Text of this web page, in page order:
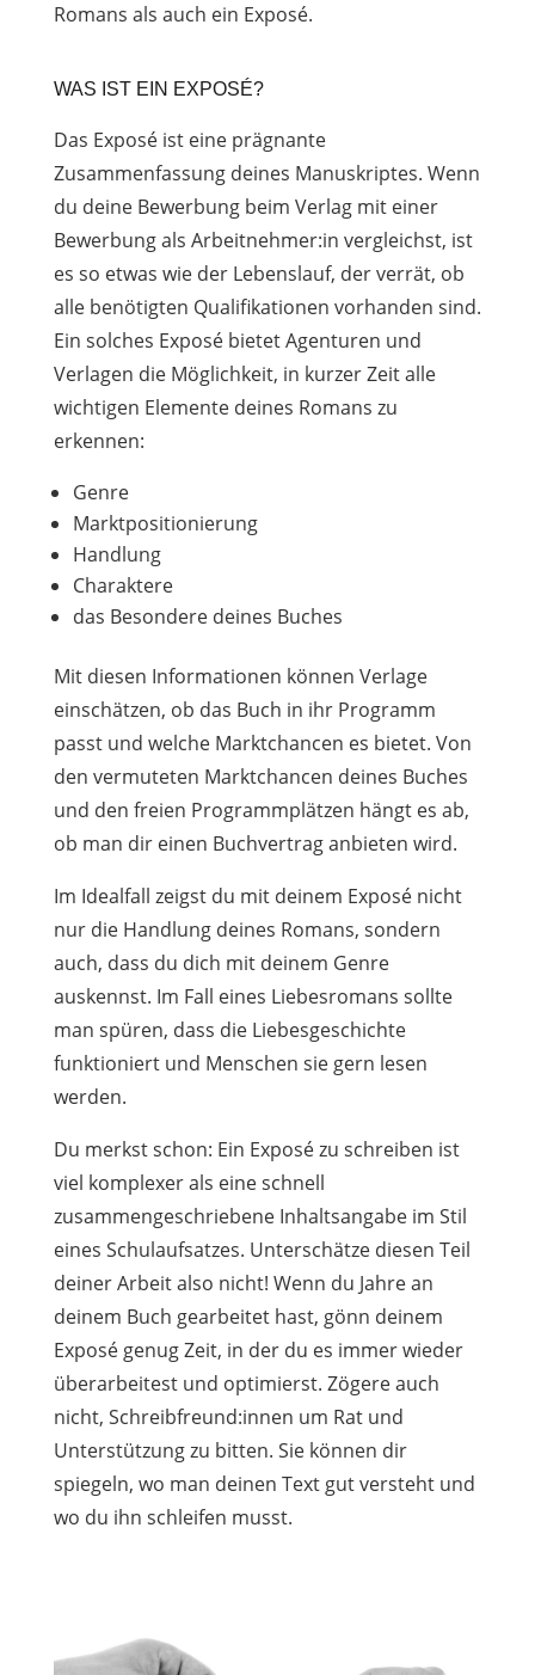
Romans als auch ein Exposé.
WAS IST EIN EXPOSÉ?
Das Exposé ist eine prägnante
Zusammenfassung deines Manuskriptes. Wenn
du deine Bewerbung beim Verlag mit einer
Bewerbung als Arbeitnehmer:in vergleichst, ist
es so etwas wie der Lebenslauf, der verrät, ob
alle benötigten Qualifikationen vorhanden sind.
Ein solches Exposé bietet Agenturen und
Verlagen die Möglichkeit, in kurzer Zeit alle
wichtigen Elemente deines Romans zu
erkennen:
Genre
Marktpositionierung
Handlung
Charaktere
das Besondere deines Buches
Mit diesen Informationen können Verlage
einschätzen, ob das Buch in ihr Programm
passt und welche Marktchancen es bietet. Von
den vermuteten Marktchancen deines Buches
und den freien Programmplätzen hängt es ab,
ob man dir einen Buchvertrag anbieten wird.
Im Idealfall zeigst du mit deinem Exposé nicht
nur die Handlung deines Romans, sondern
auch, dass du dich mit deinem Genre
auskennst. Im Fall eines Liebesromans sollte
man spüren, dass die Liebesgeschichte
funktioniert und Menschen sie gern lesen
werden.
Du merkst schon: Ein Exposé zu schreiben ist
viel komplexer als eine schnell
zusammengeschriebene Inhaltsangabe im Stil
eines Schulaufsatzes. Unterschätze diesen Teil
deiner Arbeit also nicht! Wenn du Jahre an
deinem Buch gearbeitet hast, gönn deinem
Exposé genug Zeit, in der du es immer wieder
überarbeitest und optimierst. Zögere auch
nicht, Schreibfreund:innen um Rat und
Unterstützung zu bitten. Sie können dir
spiegeln, wo man deinen Text gut versteht und
wo du ihn schleifen musst.